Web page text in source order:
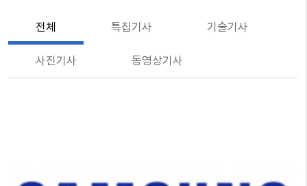
전체 특집기사 기술기사
사진기사 동영상기사